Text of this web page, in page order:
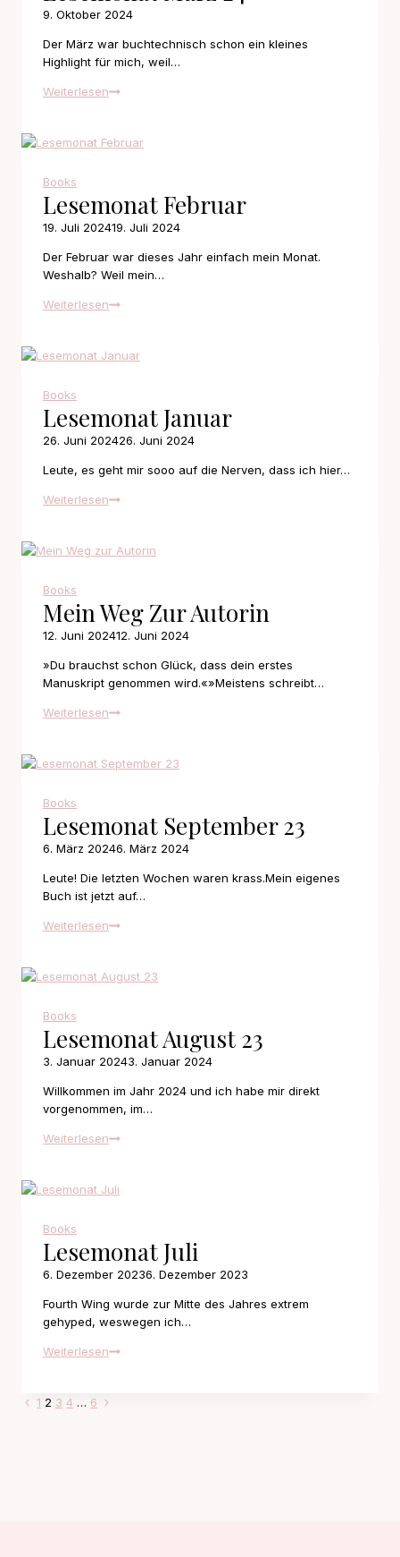
9. Oktober 2024
Der März war buchtechnisch schon ein kleines
Highlight für mich, weil…
WeiterlesenLesemonat
Books
Lesemonat Februar
19. Juli 202419. Juli 2024
Der Februar war dieses Jahr einfach mein Monat.
Weshalb? Weil mein…
WeiterlesenLesemonat
Books
Lesemonat Januar
26. Juni 202426. Juni 2024
Leute, es geht mir sooo auf die Nerven, dass ich hier…
WeiterlesenLesemonat
Books
Mein Weg Zur Autorin
12. Juni 202412. Juni 2024
»Du brauchst schon Glück, dass dein erstes
Manuskript genommen wird.«»Meistens schreibt…
WeiterlesenMein
Autorin
Books
Lesemonat September 23
6. März 20246. März 2024
Leute! Die letzten Wochen waren krass.Mein eigenes
Buch ist jetzt auf…
WeiterlesenLesemonat
Books
Lesemonat August 23
3. Januar 20243. Januar 2024
Willkommen im Jahr 2024 und ich habe mir direkt
vorgenommen, im…
WeiterlesenLesemonat
Books
Lesemonat Juli
6. Dezember 20236. Dezember 2023
Fourth Wing wurde zur Mitte des Jahres extrem
gehyped, weswegen ich…
WeiterlesenLesemonat
Seitennavigation
Vorherige
1 2 3 4 … 6 Nächste